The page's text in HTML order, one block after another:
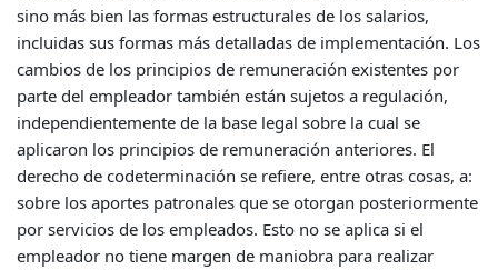
sino más bien las formas estructurales de los salarios,
incluidas sus formas más detalladas de implementación. Los
cambios de los principios de remuneración existentes por
parte del empleador también están sujetos a regulación,
independientemente de la base legal sobre la cual se
aplicaron los principios de remuneración anteriores. El
derecho de codeterminación se refiere, entre otras cosas, a:
sobre los aportes patronales que se otorgan posteriormente
por servicios de los empleados. Esto no se aplica si el
empleador no tiene margen de maniobra para realizar